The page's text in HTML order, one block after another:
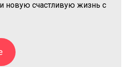
новую счастливую жизнь с